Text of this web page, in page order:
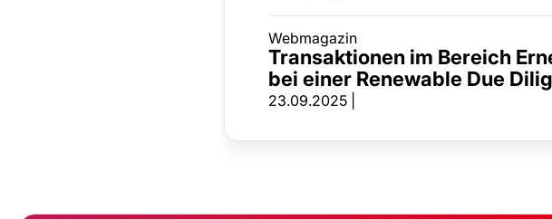
Webmagazin
Transaktionen im Bereich
bei einer Renewable Due
23.09.2025 |